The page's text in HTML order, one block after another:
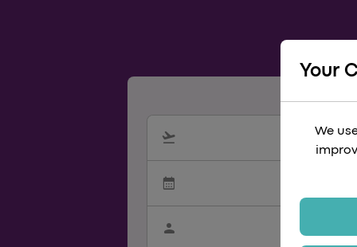
flight_takeoff sync_alt
calendar_month
person
Your
We